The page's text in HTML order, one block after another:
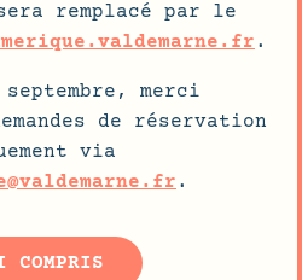
remplacé par le
.
merci
de réservation
via
.